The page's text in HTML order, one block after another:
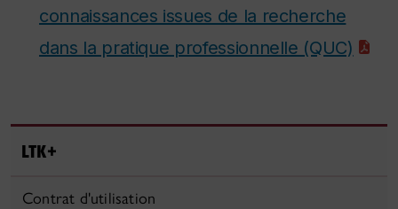
connaissances issues de la recherche
dans la pratique professionnelle (QUC)
LTK+
Contrat d'utilisation